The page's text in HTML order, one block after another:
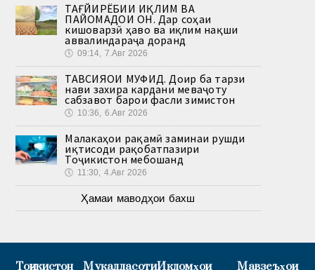
ТАҒЙИРЁБИИ ИҚЛИМ ВА
ПАЙОМАДҲОИ ОН. Дар соҳаи
кишоварзӣ ҳаво ва иқлим нақши
аввалиндараҷа доранд
🕔 09:14, 7.Авг 2026
ТАВСИЯҲОИ МУФИД. Доир ба тарзи
нави захира кардани меваҷоту
сабзавот барои фасли зимистон
🕔 10:36, 6.Авг 2026
Малакаҳои рақамӣ заминаи рушди
иқтисоди рақобатпазири
Тоҷикистон мебошанд
🕔 11:30, 4.Авг 2026
Ҳамаи маводҳои бахш
Тоҷикистон
МуқаддасотиИқдомҳои
Мавзеъҳои